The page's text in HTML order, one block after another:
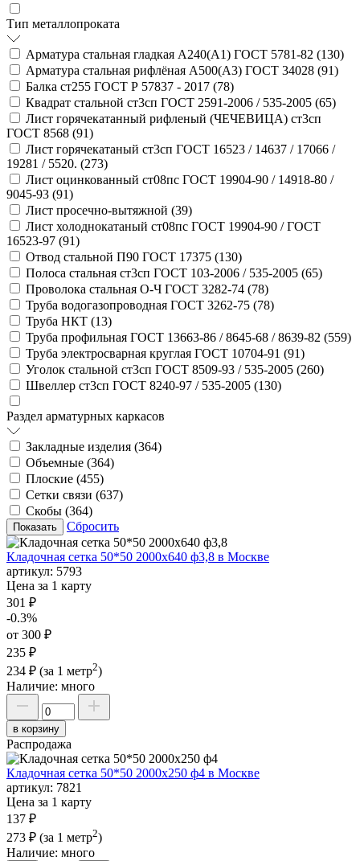
Тип металлопроката
Арматура стальная гладкая А240(А1) ГОСТ 5781-82 (130)
Арматура стальная рифлёная А500(А3) ГОСТ 34028 (91)
Балка ст255 ГОСТ Р 57837 - 2017 (78)
Квадрат стальной ст3сп ГОСТ 2591-2006 / 535-2005 (65)
Лист горячекатанный рифленый (ЧЕЧЕВИЦА) ст3сп
ГОСТ 8568 (91)
Лист горячекатаный ст3сп ГОСТ 16523 / 14637 / 17066 /
19281 / 5520. (273)
Лист оцинкованный ст08пс ГОСТ 19904-90 / 14918-80 /
9045-93 (91)
Лист просечно-вытяжной (39)
Лист холоднокатаный ст08пс ГОСТ 19904-90 / ГОСТ
16523-97 (91)
Отвод стальной П90 ГОСТ 17375 (130)
Полоса стальная ст3сп ГОСТ 103-2006 / 535-2005 (65)
Проволока стальная О-Ч ГОСТ 3282-74 (78)
Труба водогазопроводная ГОСТ 3262-75 (78)
Труба НКТ (13)
Труба профильная ГОСТ 13663-86 / 8645-68 / 8639-82 (559)
Труба электросварная круглая ГОСТ 10704-91 (91)
Уголок стальной ст3сп ГОСТ 8509-93 / 535-2005 (260)
Швеллер ст3сп ГОСТ 8240-97 / 535-2005 (130)
Раздел арматурных каркасов
Закладные изделия (364)
Объемные (364)
Плоские (455)
Сетки связи (637)
Скобы (364)
Сбросить
Кладочная сетка 50*50 2000х640 ф3,8 в Москве
артикул: 5793
Цена за 1 карту
301 ₽
-0.3%
от 300 ₽
235 ₽
234 ₽ (за 1 метр2)
Наличие: много
в корзину
Распродажа
Кладочная сетка 50*50 2000х250 ф4 в Москве
артикул: 7821
Цена за 1 карту
137 ₽
273 ₽ (за 1 метр2)
Наличие: много